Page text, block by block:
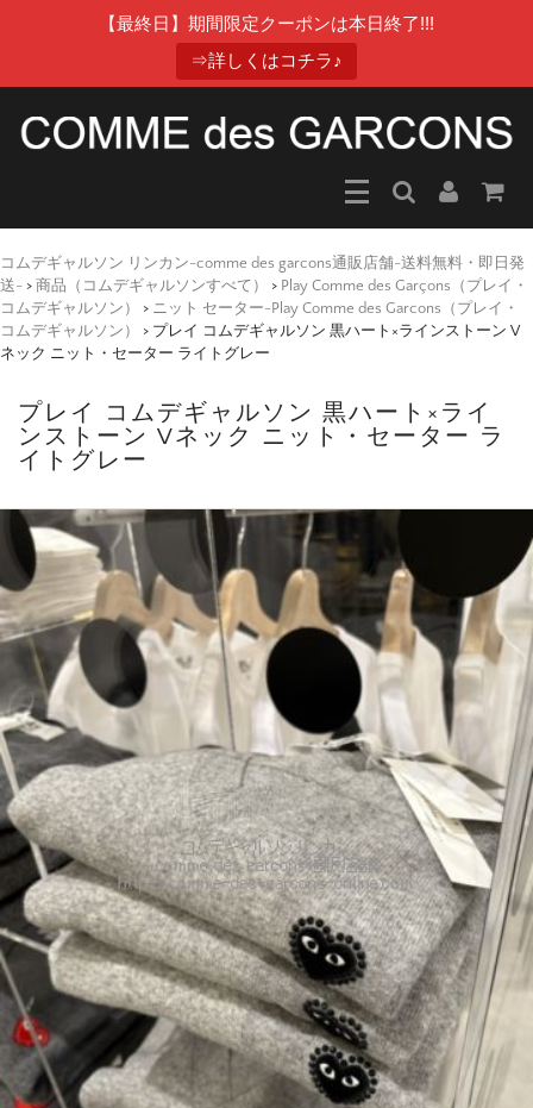
【最終日】期間限定クーポンは本日終了!!!
⇒詳しくはコチラ♪
コムデギャルソン リンカン-comme des garcons通販店舗-送料無料・即日発
送- > 商品（コムデギャルソンすべて） > Play Comme des Garçons（プレイ・
コムデギャルソン）
> ニット セーター-Play Comme des Garcons（プレイ・
コムデギャルソン）
> プレイ コムデギャルソン 黒ハート×ラインストーン V
ネック ニット・セーター ライトグレー
プレイ コムデギャルソン 黒ハート×ライ
ンストーン Vネック ニット・セーター ラ
イトグレー